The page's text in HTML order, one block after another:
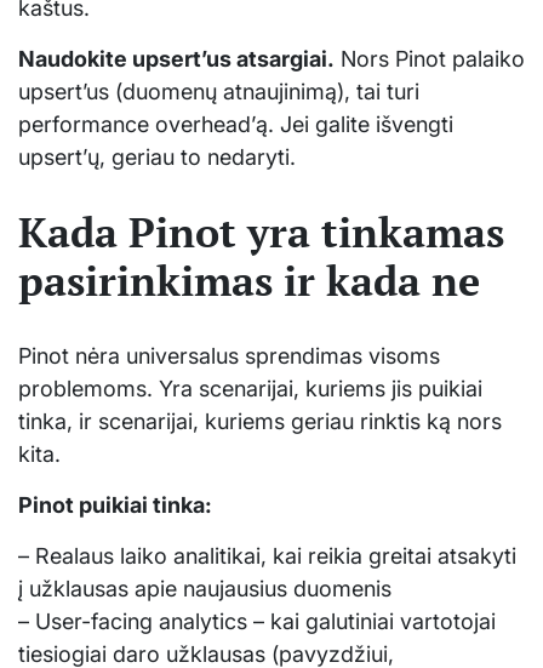
kaštus.
Naudokite upsert’us atsargiai. Nors Pinot palaiko
upsert’us (duomenų atnaujinimą), tai turi
performance overhead’ą. Jei galite išvengti
upsert’ų, geriau to nedaryti.
Kada Pinot yra tinkamas
pasirinkimas ir kada ne
Pinot nėra universalus sprendimas visoms
problemoms. Yra scenarijai, kuriems jis puikiai
tinka, ir scenarijai, kuriems geriau rinktis ką nors
kita.
Pinot puikiai tinka:
– Realaus laiko analitikai, kai reikia greitai atsakyti
į užklausas apie naujausius duomenis
– User-facing analytics – kai galutiniai vartotojai
tiesiogiai daro užklausas (pavyzdžiui,